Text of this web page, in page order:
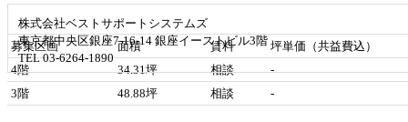
募集区画 面積 賃料
坪単価（共益費込）
4階
34.31坪 相談
-
3階
48.88坪 相談 -
株式会社ベストサポートシステムズ
東京都中央区銀座7-16-14 銀座イーストビル3階
TEL 03-6264-1890